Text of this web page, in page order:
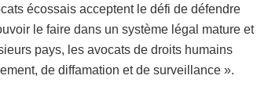
écossais acceptent le défi de défendre
le faire dans un système légal mature et
pays, les avocats de droits humains
de diffamation et de surveillance ».